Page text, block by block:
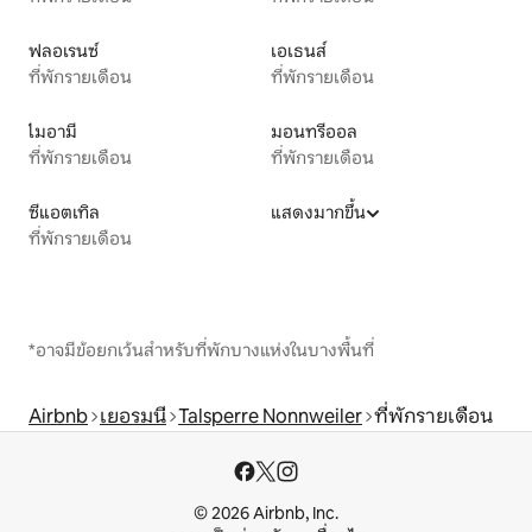
ฟลอเรนซ์
ที่พักรายเดือน
เอเธนส์
ที่พักรายเดือน
ไมอามี
ที่พักรายเดือน
มอนทรีออล
ที่พักรายเดือน
ซีแอตเทิล
ที่พักรายเดือน
แสดงมากขึ้น
*อาจมีข้อยกเว้นสำหรับที่พักบางแห่งในบางพื้นที่
Airbnb เยอรมนี Talsperre Nonnweiler ที่พักรายเดือน
© 2026 Airbnb, Inc.